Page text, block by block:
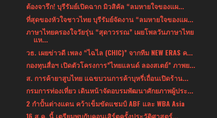
ต้องจารึก! บุรีรัมย์เปิดฉาก มิวสิคัล “ลมหายใจของแผ...
ที่สุดของหัวใจชาวไทย บุรีรัมย์จัดงาน “ลมหายใจของแผ...
ภาษาไทยครองใจวัยรุ่น “สุดาวรรณ” เผยโพลวันภาษาไทย
แห...
วธ. เผยข่าวดี เพลง “ไฉไล (CHIC)” จากทีม NEW ERAS ค...
กองทุนสื่อฯ เปิดตัวโครงการ”ไทยแลนด์ ลองสเตย์” ภาพย...
ส. การค้ายาสูบไทย แฉขบวนการค้าบุหรี่เถื่อนเปิดร้าน...
กรมการท่องเที่ยว เดินหน้าจัดอบรมพัฒนาศักยภาพผู้ประ...
2 กำปั้นต่างแดน คว้าเข็มขัดแชมป์ ABF และ WBA Asia
16 ส.ค. นี้ เตรียมพบกับคอนเสิร์ตครั้งประวัติศาสตร์...